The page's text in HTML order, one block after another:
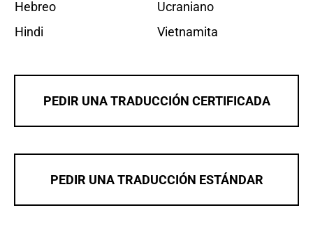
Hebreo
Hindi
Ucraniano
Vietnamita
PEDIR UNA TRADUCCIÓN CERTIFICADA
PEDIR UNA TRADUCCIÓN ESTÁNDAR